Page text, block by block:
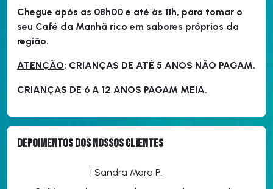
Chegue após as 08h00 e até às 11h, para tomar o
seu Café da Manhã rico em sabores próprios da
região.
ATENÇÃO: CRIANÇAS DE ATÉ 5 ANOS NÃO PAGAM.
CRIANÇAS DE 6 A 12 ANOS PAGAM MEIA.
Depoimentos dos nossos clientes
| Sandra Mara P.